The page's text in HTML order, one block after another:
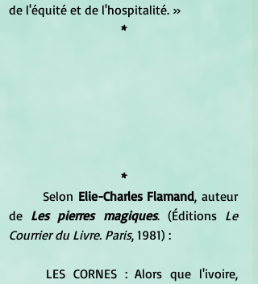
de l'équité et de l'hospitalité. »
*
*
Selon Elie-Charles Flamand, auteur
de Les pierres magiques. (Éditions Le
Courrier du Livre. Paris, 1981) :